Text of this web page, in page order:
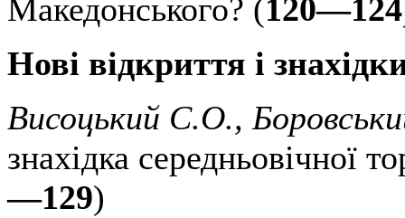
Македонського? (120—124
Нові відкриття і
Висоцький С.О.,
знахідка середньовічної
—129)